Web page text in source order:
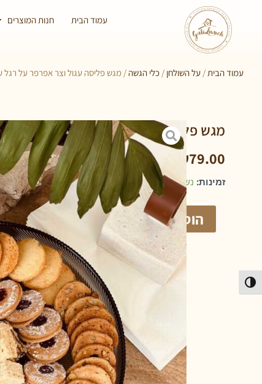
הפעל/כבה ניגודיות גבוהה
עמוד הבית חנות המוצרים
עמוד הבית/ על השולחן / כלי הגשה/ מגש פליסה עגול וצר אפרפר על רגל
מגש פליסה עגול וצר אפרפר על רגל עץ
₪79.00
זמינות: נשארו במלאי רק 1
הוספה לסל